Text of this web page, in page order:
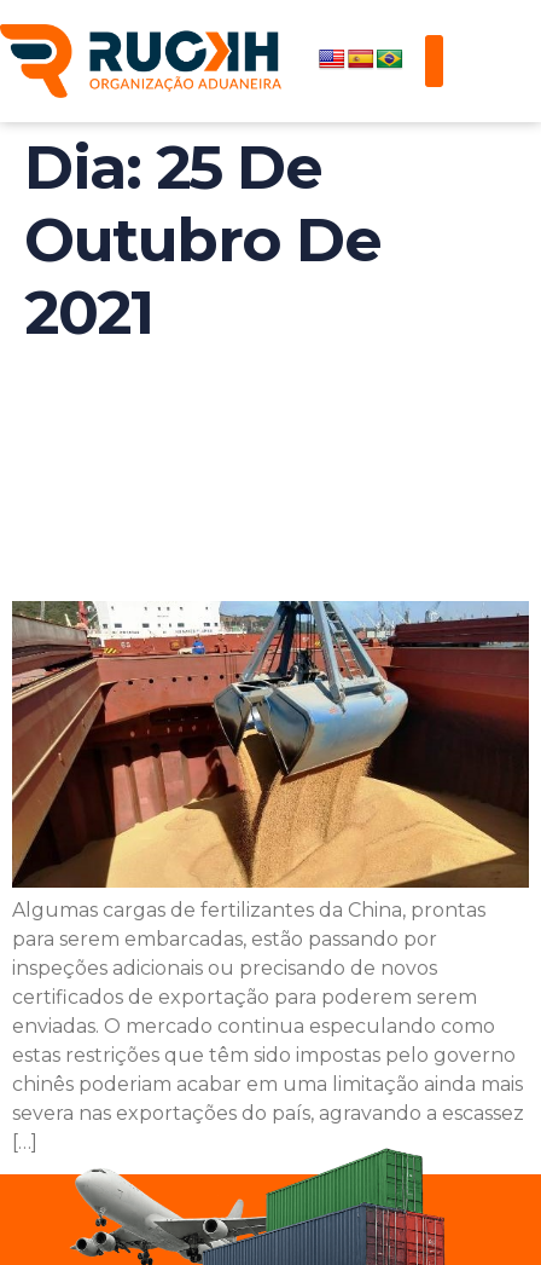
Dia: 25 De
Outubro De
2021
Algumas cargas de fertilizantes da China, prontas
para serem embarcadas, estão passando por
inspeções adicionais ou precisando de novos
certificados de exportação para poderem serem
enviadas. O mercado continua especulando como
estas restrições que têm sido impostas pelo governo
chinês poderiam acabar em uma limitação ainda mais
severa nas exportações do país, agravando a escassez
[…]